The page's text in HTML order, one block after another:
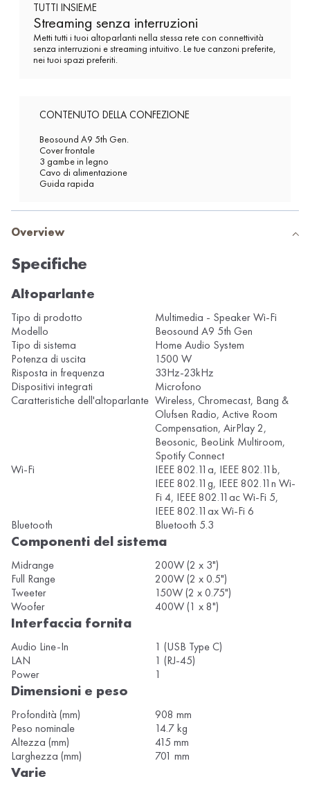
TUTTI INSIEME
Streaming senza interruzioni
Metti tutti i tuoi altoparlanti nella stessa rete con connettività
senza interruzioni e streaming intuitivo. Le tue canzoni preferite,
nei tuoi spazi preferiti.
CONTENUTO DELLA CONFEZIONE
Beosound A9 5th Gen.
Cover frontale
3 gambe in legno
Cavo di alimentazione
Guida rapida
Overview
Specifiche
Altoparlante
Tipo di prodotto
Multimedia - Speaker Wi-Fi
Modello
Beosound A9 5th Gen
Tipo di sistema
Home Audio System
Potenza di uscita
1500 W
Risposta in frequenza
33Hz-23kHz
Dispositivi integrati
Microfono
Caratteristiche dell'altoparlante Wireless, Chromecast, Bang &
Olufsen Radio, Active Room
Compensation, AirPlay 2,
Beosonic, BeoLink Multiroom,
Spotify Connect
Wi-Fi
IEEE 802.11a, IEEE 802.11b,
IEEE 802.11g, IEEE 802.11n Wi-
Fi 4, IEEE 802.11ac Wi-Fi 5,
IEEE 802.11ax Wi-Fi 6
Bluetooth
Bluetooth 5.3
Componenti del sistema
Midrange
200W (2 x 3")
Full Range
200W (2 x 0.5")
Tweeter
150W (2 x 0.75")
Woofer
400W (1 x 8")
Interfaccia fornita
Audio Line-In
1 (USB Type C)
LAN
1 (RJ-45)
Power
1
Dimensioni e peso
Profondità (mm)
908 mm
Peso nominale
14.7 kg
Altezza (mm)
415 mm
Larghezza (mm)
701 mm
Varie